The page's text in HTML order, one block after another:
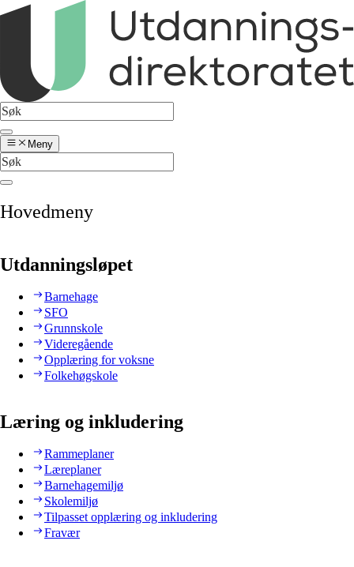
Meny
Hovedmeny
Utdanningsløpet
Barnehage
SFO
Grunnskole
Videregående
Opplæring for voksne
Folkehøgskole
Læring og inkludering
Rammeplaner
Læreplaner
Barnehagemiljø
Skolemiljø
Tilpasset opplæring og inkludering
Fravær